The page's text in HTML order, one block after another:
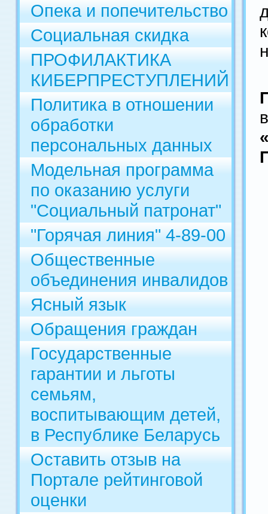
Опека и попечительство
Социальная скидка
ПРОФИЛАКТИКА
КИБЕРПРЕСТУПЛЕНИЙ
Политика в отношении
обработки
персональных данных
Модельная программа
по оказанию услуги
"Социальный патронат"
"Горячая линия" 4-89-00
Общественные
объединения инвалидов
Ясный язык
Обращения граждан
Государственные
гарантии и льготы
семьям,
воспитывающим детей,
в Республике Беларусь
Оставить отзыв на
Портале рейтинговой
оценки